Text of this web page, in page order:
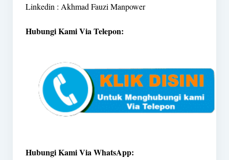
Linkedin : Akhmad Fauzi Manpower
Hubungi Kami Via Telepon:
Hubungi Kami Via WhatsApp: